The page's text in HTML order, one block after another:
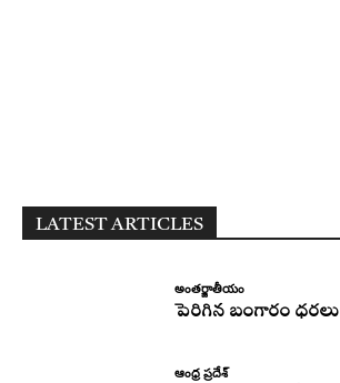
LATEST ARTICLES
అంతర్జాతీయం
పెరిగిన బంగారం ధరలు
ఆంధ్ర ప్రదేశ్